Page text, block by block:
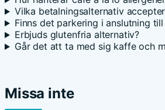
Vilka betalningsalternativ
Finns det parkering i anslutning
Erbjuds glutenfria alternativ?
Går det att ta med sig kaffe och
Missa inte